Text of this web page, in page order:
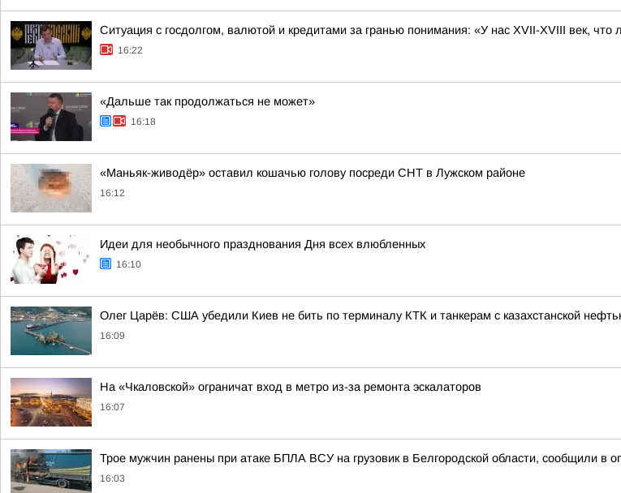
Ситуация с госдолгом, валютой и кредитами за гранью понимания: «У нас XVII-XVIII век, что
16:22
«Дальше так продолжаться не может»
16:18
«Маньяк-живодёр» оставил кошачью голову посреди СНТ в Лужском районе
16:12
Идеи для необычного празднования Дня всех влюбленных
16:10
Олег Царёв: США убедили Киев не бить по терминалу КТК и танкерам с казахстанской
16:09
На «Чкаловской» ограничат вход в метро из-за ремонта эскалаторов
16:07
Трое мужчин ранены при атаке БПЛА ВСУ на грузовик в Белгородской области, сообщили в
16:03